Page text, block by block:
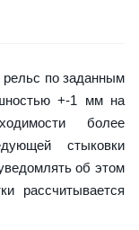
по заданным
+-1 мм на
более
стыковки
об этом
рассчитывается